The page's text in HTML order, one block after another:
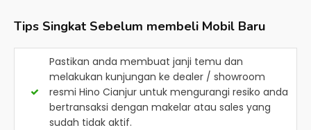
Tips Singkat Sebelum membeli Mobil Baru
Pastikan anda membuat janji temu dan
melakukan kunjungan ke dealer / showroom
resmi Hino Cianjur untuk mengurangi resiko anda
bertransaksi dengan makelar atau sales yang
sudah tidak aktif.